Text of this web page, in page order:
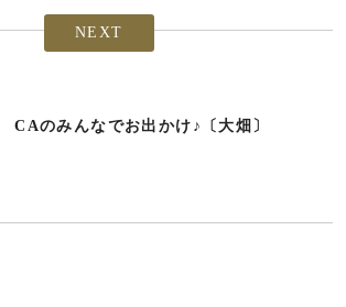
NEXT
CAのみんなでお出かけ♪〔大畑〕